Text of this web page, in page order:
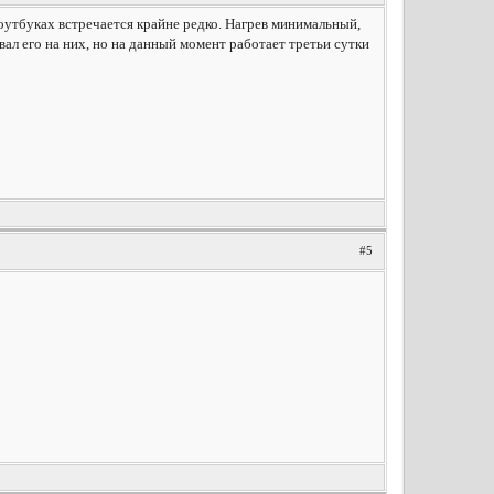
встречается крайне редко. Нагрев минимальный,
его на них, но на данный момент работает третьи сутки
#5